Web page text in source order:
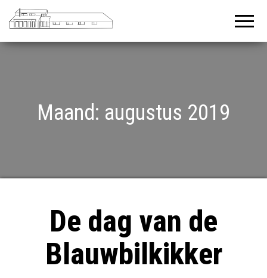
Maand: augustus 2019
De dag van de
Blauwbilkikker